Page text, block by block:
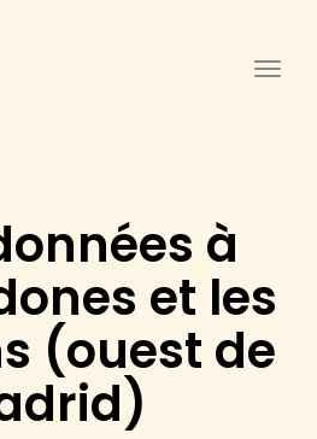
à
et les
(ouest de